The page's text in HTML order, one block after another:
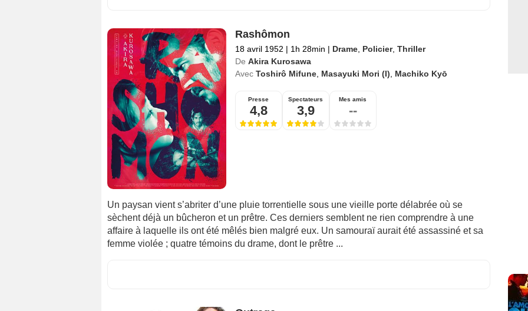
Rashômon
18 avril 1952 | 1h 28min | Drame, Policier, Thriller
De Akira Kurosawa
Avec Toshirô Mifune, Masayuki Mori (I) Machiko Kyō
Presse
4,8
Spectateurs
3,9
Mes amis
--
Un paysan vient s’abriter d’une pluie torrentielle sous une vieille porte délabrée où se
sèchent déjà un bûcheron et un prêtre. Ces derniers semblent ne rien comprendre à une
affaire à laquelle ils ont été mêlés bien malgré eux. Un samouraï aurait été assassiné et sa
femme violée ; quatre témoins du drame, dont le prêtre ...